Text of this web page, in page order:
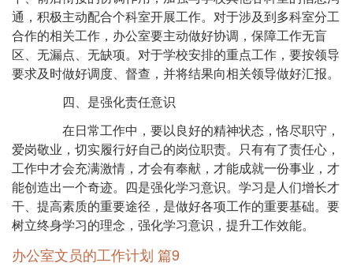
通，积极主动配合个科室开展工作。对于涉及到多科室分工
合作的相关工作，办公室要主动做好协调，保障工作无盲
区、无漏点、无缺项。对于学校安排的重点工作，要按领导
要求及时做好调度、督查，并将结果向相关领导做好汇报。
四、是强化责任意识
在日常工作中，要以良好的精神状态，恪尽职守，
爱岗敬业，切实履行好自己的岗位职责。只有有了责任心，
工作中才会充满激情，才会有奉献，才能成就一份事业，才
能创造出一个奇迹。四是强化学习意识。学习是人们增长才
干、提高素质的重要途径，是做好各项工作的重要基础。要
树立终身学习的理念，强化学习意识，提升工作效能。
办公室文员的工作计划 篇9